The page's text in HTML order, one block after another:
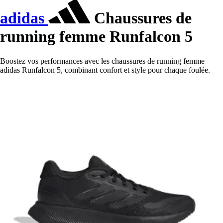
adidas
Chaussures de
running femme Runfalcon 5
Boostez vos performances avec les chaussures de running femme
adidas Runfalcon 5, combinant confort et style pour chaque foulée.